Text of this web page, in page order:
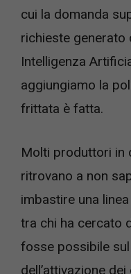
cui la domanda
richieste generato
Intelligenza
aggiungiamo la
frittata è fatta.
Molti produttori in
ritrovano a non
imbastire una
tra chi ha cercato
fosse possibile
dell’attivazione